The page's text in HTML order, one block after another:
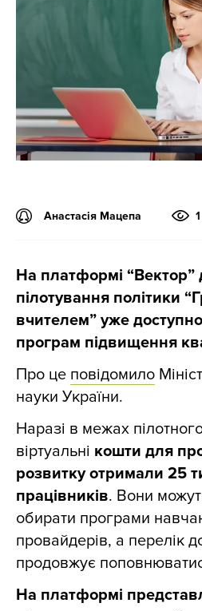
Анастасія Мацепа
На платформі “Вектор”
пілотування політики
вчителем” уже
програм підвищення
Про це повідомило
науки України.
Наразі в межах
віртуальні кошти для
розвитку отримали 25
працівників. Вони
обирати програми
провайдерів, а перелік
продовжує
На платформі